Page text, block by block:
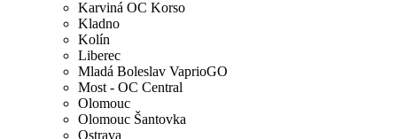
Karviná OC Korso
Kladno
Kolín
Liberec
Mladá Boleslav VaprioGO
Most - OC Central
Olomouc
Olomouc Šantovka
Ostrava